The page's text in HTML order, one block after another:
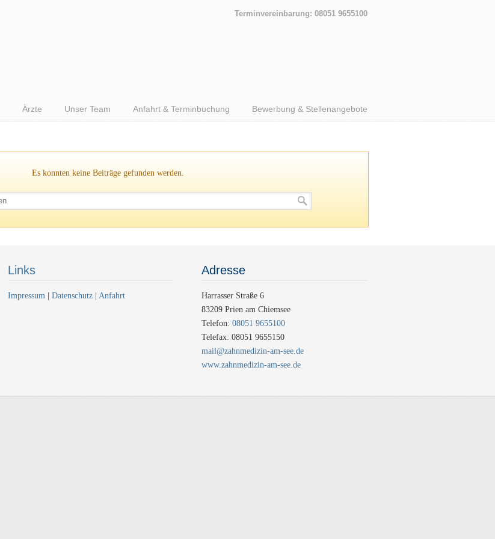
Terminvereinbarung: 08051 9655100
Ärzte Unser Team Anfahrt & Terminbuchung Bewerbung & Stellenangebote
Es konnten keine Beiträge gefunden werden.
Links
Impressum Datenschutz Anfahrt
Adresse
Harrasser Straße 6
83209 Prien am Chiemsee
Telefon: 08051 9655100
Telefax: 08051 9655150
mail@zahnmedizin-am-see.de
www.zahnmedizin-am-see.de